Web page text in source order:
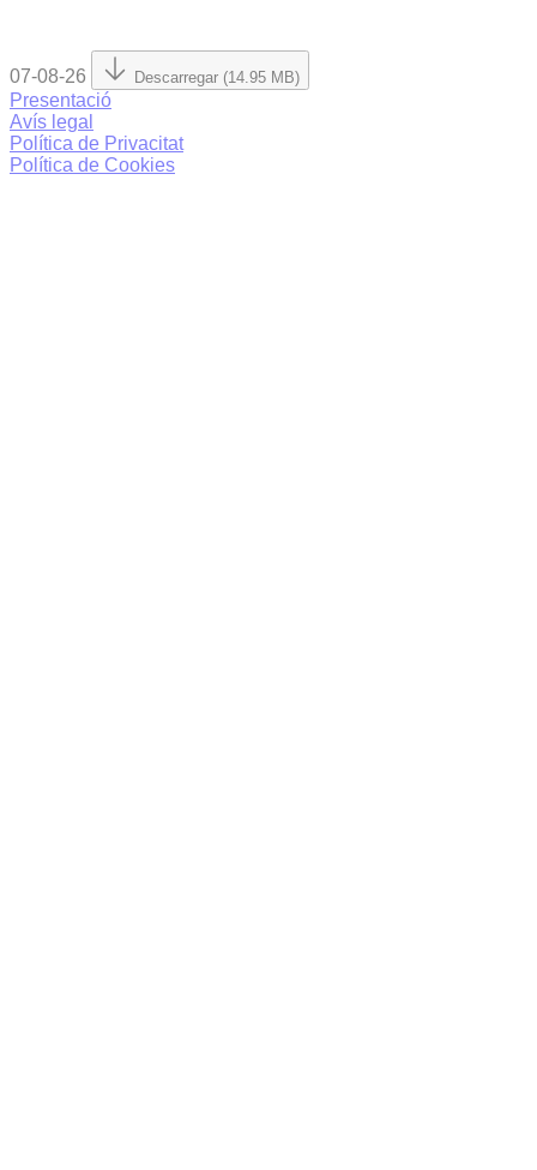
07-08-26 Descarregar (14.95 MB)
Presentació
Avís legal
Política de Privacitat
Política de Cookies